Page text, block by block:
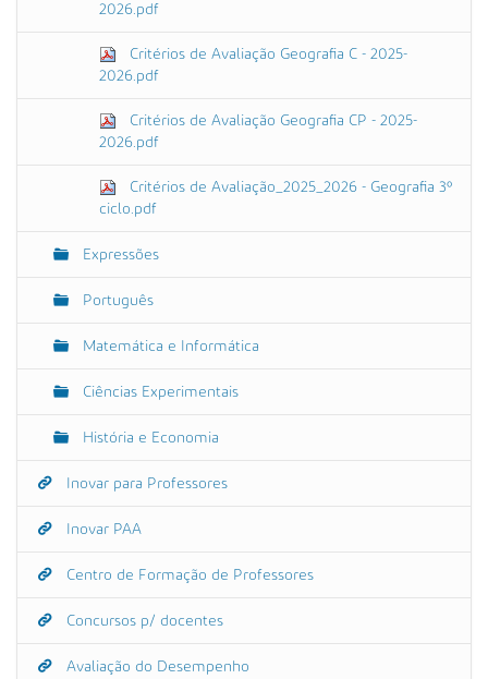
2026.pdf
Critérios de Avaliação Geografia C - 2025-
2026.pdf
Critérios de Avaliação Geografia CP - 2025-
2026.pdf
Critérios de Avaliação_2025_2026 - Geografia 3º
ciclo.pdf
Expressões
Português
Matemática e Informática
Ciências Experimentais
História e Economia
Inovar para Professores
Inovar PAA
Centro de Formação de Professores
Concursos p/ docentes
Avaliação do Desempenho